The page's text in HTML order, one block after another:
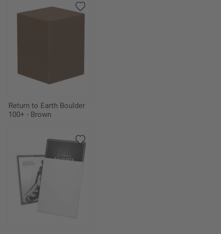
Return to Earth Boulder
100+ - Brown